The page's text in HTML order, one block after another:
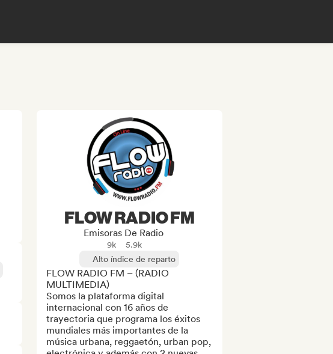
FLOW RADIO FM
Emisoras De Radio
9k
5.9k
Alto índice de reparto
FLOW RADIO FM – (RADIO
MULTIMEDIA)
Somos la plataforma digital
internacional con 16 años de
trayectoria que programa los éxitos
mundiales más importantes de la
música urbana, reggaetón, urban pop,